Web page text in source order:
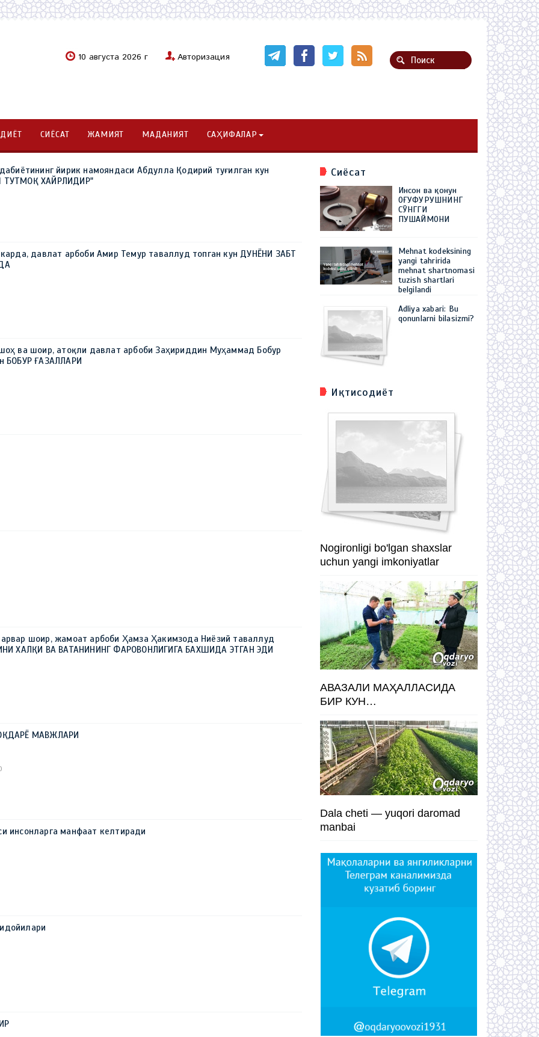
10 августа 2026 г Авторизация
СИЁСАТ ЖАМИЯТ МАДАНИЯТ САҲИФАЛАР
йирик намояндаси Абдулла Қодирий туғилган кун
ТУТМОҚ ХАЙРЛИДИР"
давлат арбоби Амир Темур таваллуд топган кун ДУНЁНИ ЗАБТ
ва шоир, атоқли давлат арбоби Заҳириддин Муҳаммад Бобур
БОБУР ҒАЗАЛЛАРИ
шоир, жамоат арбоби Ҳамза Ҳакимзода Ниёзий таваллуд
ХАЛҚИ ВА ВАТАНИНИНГ ФАРОВОНЛИГИГА БАХШИДА ЭТГАН ЭДИ
МАВЖЛАРИ
инсонларга манфаат келтиради
Сиёсат
Инсон ва қонун
ОҒУФУРУШНИНГ
СЎНГГИ
ПУШАЙМОНИ
Mehnat kodeksining
yangi tahririda
mehnat shartnomasi
tuzish shartlari
belgilandi
Adliya xabari: Bu
qonunlarni bilasizmi?
Иқтисодиёт
Nogironligi bo'lgan shaxslar
uchun yangi imkoniyatlar
АВАЗАЛИ МАҲАЛЛАСИДА
БИР КУН…
Dala cheti — yuqori daromad
manbai